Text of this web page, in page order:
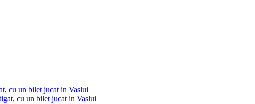
cu un bilet jucat in Vaslui